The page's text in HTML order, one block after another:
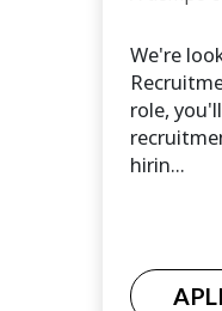
We're
role,
hirin...